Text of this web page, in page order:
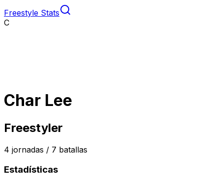
Freestyle Stats
C
Char Lee
Freestyler
4 jornadas / 7 batallas
Estadísticas